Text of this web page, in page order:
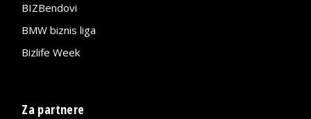
BIZBendovi
BMW biznis liga
Bizlife Week
Za partnere